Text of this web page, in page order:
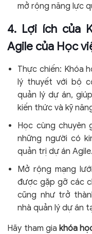
mở rộng năng lực
4. Lợi ích của
Agile của Học
Thực chiến: Khóa
lý thuyết với bộ
quản lý dự án,
kiến thức và kỹ
Học cùng
những người có
quản trị dự án Agile.
Mở rộng mạng
được gặp gỡ các
cũng như trở
nhà quản lý dự án
Hãy tham gia khóa